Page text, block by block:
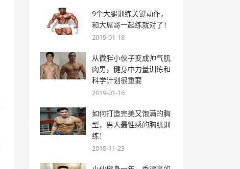
9个大腿训练关键动作，
和大屌哥一起练就对了！
2019-01-18
从微胖小伙子变成帅气肌
肉男，健身中力量训练和
科学计划很重要
2019-01-16
如何打造完美又饱满的胸
型，男人最性感的胸肌训
练！
2018-11-23